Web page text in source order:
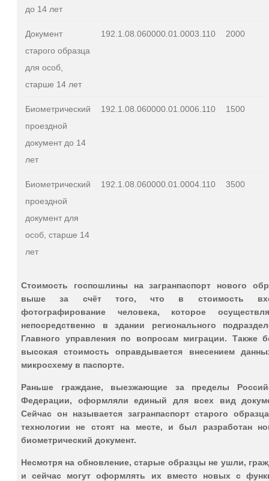
до 14 лет
Документ
старого образца
для особ,
старше 14 лет
192.1.08.060000.01.0003.110 2000
Биометрический
проездной
документ до 14
лет
192.1.08.060000.01.0006.110 1500
Биометрический
проездной
документ для
особ, старше 14
лет
192.1.08.060000.01.0004.110 3500
Стоимость госпошлины на загранпаспорт нового
выше за счёт того, что в стоимость
фотографирование человека, которое
непосредственно в здании регионального
Главного управления по вопросам миграции. Также
высокая стоимость оправдывается внесением
микросхему в паспорте.
Раньше граждане, выезжающие за пределы
Федерации, оформляли единый для всех вид
Сейчас он называется загранпаспорт старого
технологии не стоят на месте, и был разработан
биометрический документ.
Несмотря на обновление, старые образцы не ушли,
и сейчас могут оформлять их вместо новых с